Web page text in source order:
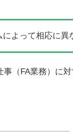
によって相応に異
（FA業務）に対